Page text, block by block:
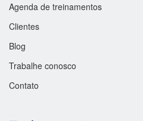
Agenda de treinamentos
Clientes
Blog
Trabalhe conosco
Contato